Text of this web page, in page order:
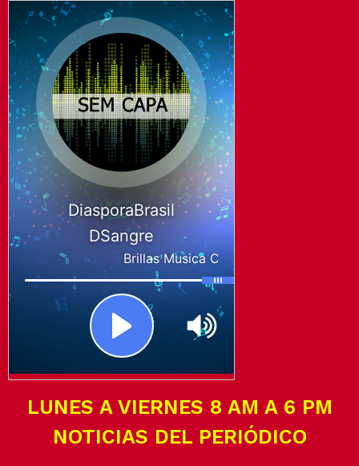
LUNES A VIERNES 8 AM A 6 PM
NOTICIAS DEL PERIÓDICO